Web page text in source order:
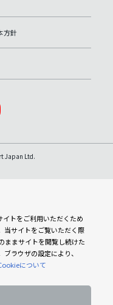
トをご利用いただくため
当サイトをご覧いただく際
ままサイトを閲覧し続けた
ラウザの設定により、
について
Japan Ltd.
方針